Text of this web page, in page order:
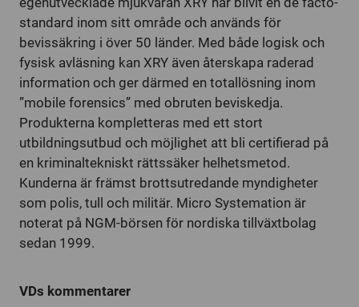
standard inom sitt område och används för
bevissäkring i över 50 länder. Med både logisk och
fysisk avläsning kan XRY även återskapa raderad
information och ger därmed en totallösning inom
”mobile forensics” med obruten beviskedja.
Produkterna kompletteras med ett stort
utbildningsutbud och möjlighet att bli certifierad på
en kriminaltekniskt rättssäker helhetsmetod.
Kunderna är främst brottsutredande myndigheter
som polis, tull och militär. Micro Systemation är
noterat på NGM-börsen för nordiska tillväxtbolag
sedan 1999.
VDs kommentarer